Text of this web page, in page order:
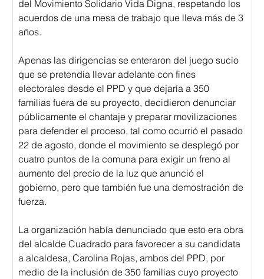
del Movimiento Solidario Vida Digna, respetando los
acuerdos de una mesa de trabajo que lleva más de 3
años.
Apenas las dirigencias se enteraron del juego sucio
que se pretendía llevar adelante con fines
electorales desde el PPD y que dejaría a 350
familias fuera de su proyecto, decidieron denunciar
públicamente el chantaje y preparar movilizaciones
para defender el proceso, tal como ocurrió el pasado
22 de agosto, donde el movimiento se desplegó por
cuatro puntos de la comuna para exigir un freno al
aumento del precio de la luz que anunció el
gobierno, pero que también fue una demostración de
fuerza.
La organización había denunciado que esto era obra
del alcalde Cuadrado para favorecer a su candidata
a alcaldesa, Carolina Rojas, ambos del PPD, por
medio de la inclusión de 350 familias cuyo proyecto